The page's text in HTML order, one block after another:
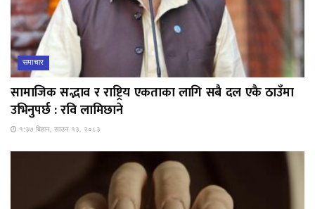
समाचार
सामाजिक सद्भाव र राष्ट्रिय एकताका लागि सबै दल एकै ठाउँमा
उभिनुपर्छ : रवि लामिछाने
१:३७ बिहान, साउन १३, २०८३